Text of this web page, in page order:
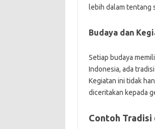
lebih dalam tentang
Budaya dan
Setiap budaya
Indonesia, ada
Kegiatan ini tidak
diceritakan kepada
Contoh Tradisi